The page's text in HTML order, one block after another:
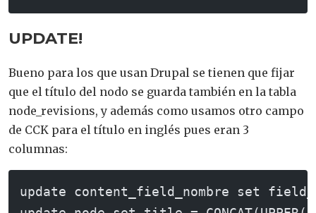
UPDATE!
Bueno para los que usan Drupal se tienen que fijar
que el título del nodo se guarda también en la tabla
node_revisions, y además como usamos otro campo
de CCK para el título en inglés pues eran 3
columnas:
update content_field_nombre set